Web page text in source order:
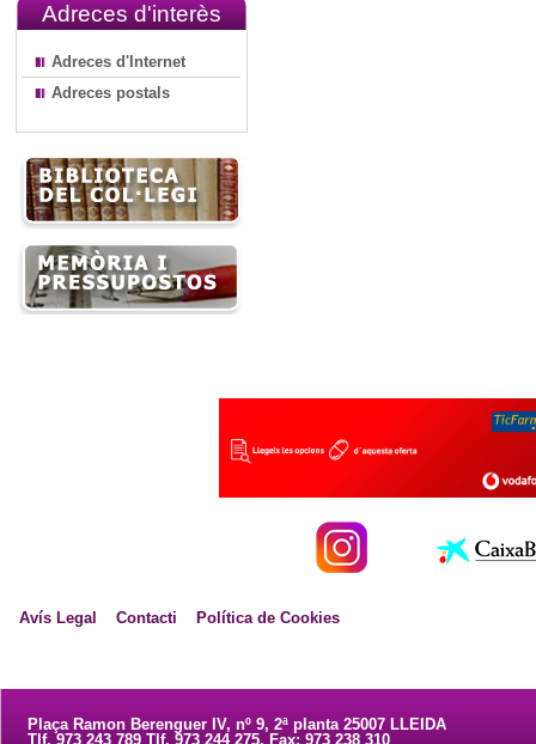
Adreces d'interès
Adreces d'Internet
Adreces postals
Avís Legal Contacti Política de Cookies
Plaça Ramon Berenguer IV, nº 9, 2ª planta 25007 LLEIDA
Tlf. 973 243 789 Tlf. 973 244 275. Fax: 973 238 310